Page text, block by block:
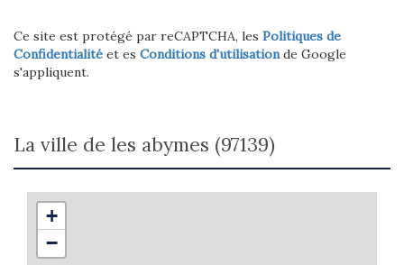
Ce site est protégé par reCAPTCHA, les Politiques de
Confidentialité et es Conditions d'utilisationde Google
s'appliquent.
la ville de les abymes (97139)
+
−